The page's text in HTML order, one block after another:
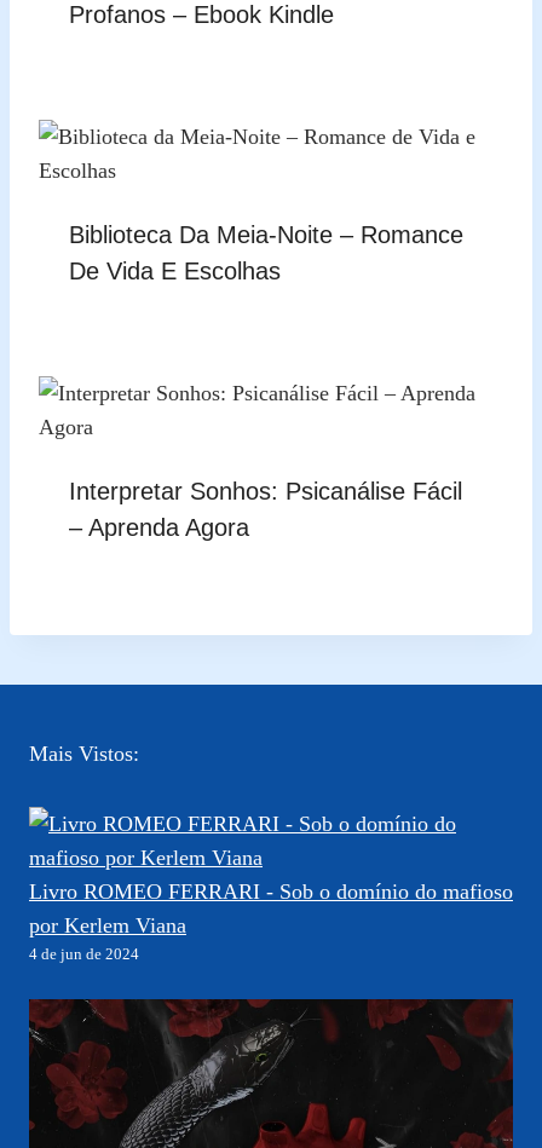
Profanos – Ebook Kindle
Biblioteca Da Meia-Noite – Romance
De Vida E Escolhas
Interpretar Sonhos: Psicanálise Fácil
– Aprenda Agora
Mais Vistos:
Livro ROMEO FERRARI - Sob o domínio do mafioso
por Kerlem Viana
4 de jun de 2024